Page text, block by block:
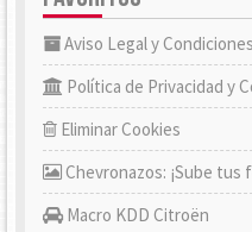
Aviso Legal y
Política de Privacidad y
Eliminar Cookies
Chevronazos: ¡Sube tus
Macro KDD Citroën